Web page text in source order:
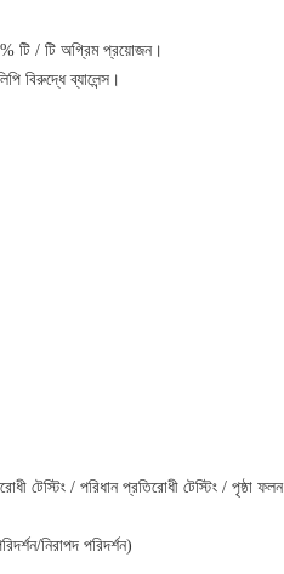
টি / টি অগ্রিম প্রয়োজন।
বিরুদ্ধে ব্যালেন্স।
টেস্টিং / পরিধান প্রতিরোধী টেস্টিং / পৃষ্ঠা ফলন
নিরাপদ পরিদর্শন)